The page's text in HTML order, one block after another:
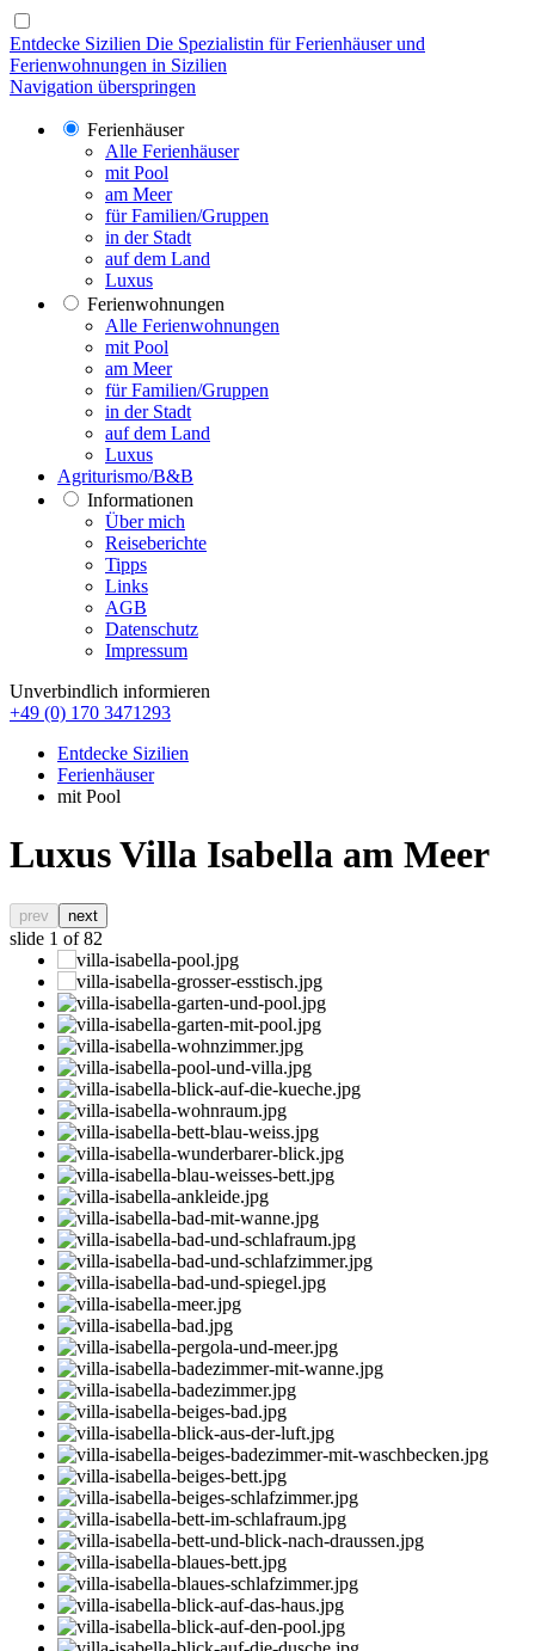
Entdecke Sizilien Die Spezialistin für Ferienhäuser und
Ferienwohnungen in Sizilien
Navigation überspringen
Ferienhäuser
Alle Ferienhäuser
mit Pool
am Meer
für Familien/Gruppen
in der Stadt
auf dem Land
Luxus
Ferienwohnungen
Alle Ferienwohnungen
mit Pool
am Meer
für Familien/Gruppen
in der Stadt
auf dem Land
Luxus
Agriturismo/B&B
Informationen
Über mich
Reiseberichte
Tipps
Links
AGB
Datenschutz
Impressum
Unverbindlich informieren
+49 (0) 170 3471293
Entdecke Sizilien
Ferienhäuser
mit Pool
Luxus Villa Isabella am Meer
prev next
slide 1 of 82